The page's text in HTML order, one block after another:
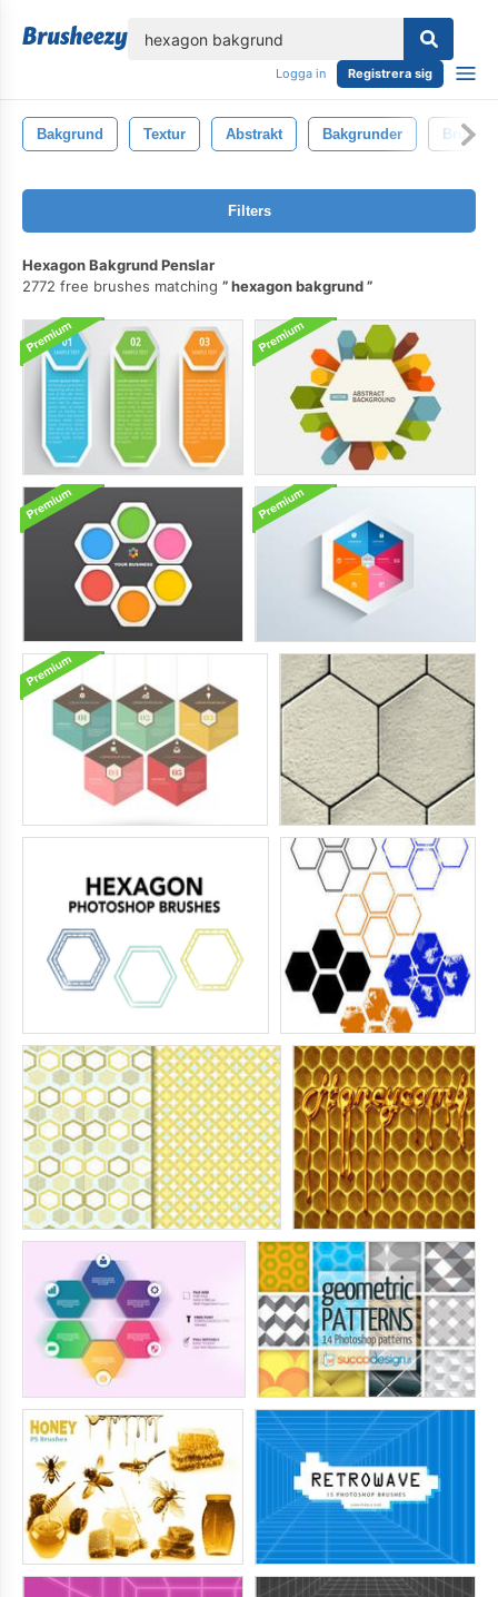
Logga in Registrera sig
Bakgrund Textur Abstrakt Bakgrunder Brun
Filters
Hexagon Bakgrund Penslar
2772 free brushes matching
hexagon bakgrund